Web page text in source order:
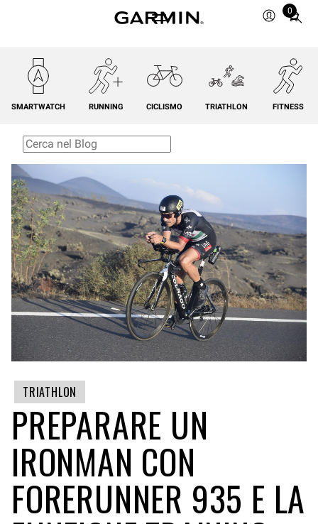
0
Total
cart:
0
SMARTWATCH RUNNING CICLISMO TRIATHLON FITNESS
TRIATHLON
PREPARARE UN
IRONMAN CON
FORERUNNER 935 E LA